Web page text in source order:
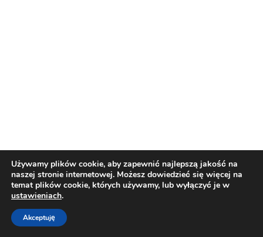
Używamy plików cookie, aby zapewnić najlepszą jakość na
naszej stronie internetowej. Możesz dowiedzieć się więcej na
temat plików cookie, których używamy, lub wyłączyć je w
ustawieniach.
Akceptuję